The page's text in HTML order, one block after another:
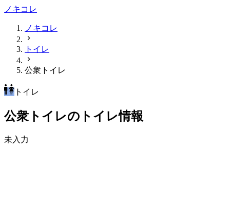
ノキコレ
ノキコレ
トイレ
公衆トイレ
トイレ
公衆トイレのトイレ情報
未入力